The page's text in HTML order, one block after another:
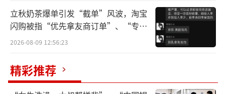
家，酒店房间数达148149间，分别同比增长34.
5%、31.6%；管道项目数达到674家。值得一
提的是，今年4月，「亚朵酒店」单品牌在营酒
与此同时，轻居3.0持续收获合伙人的青
立秋奶茶爆单引发“截单”风波，淘宝
闪购被指“优先拿友商订单”、“专挑
贵的拿”
2026-08-09 12:56:23
精彩推荐